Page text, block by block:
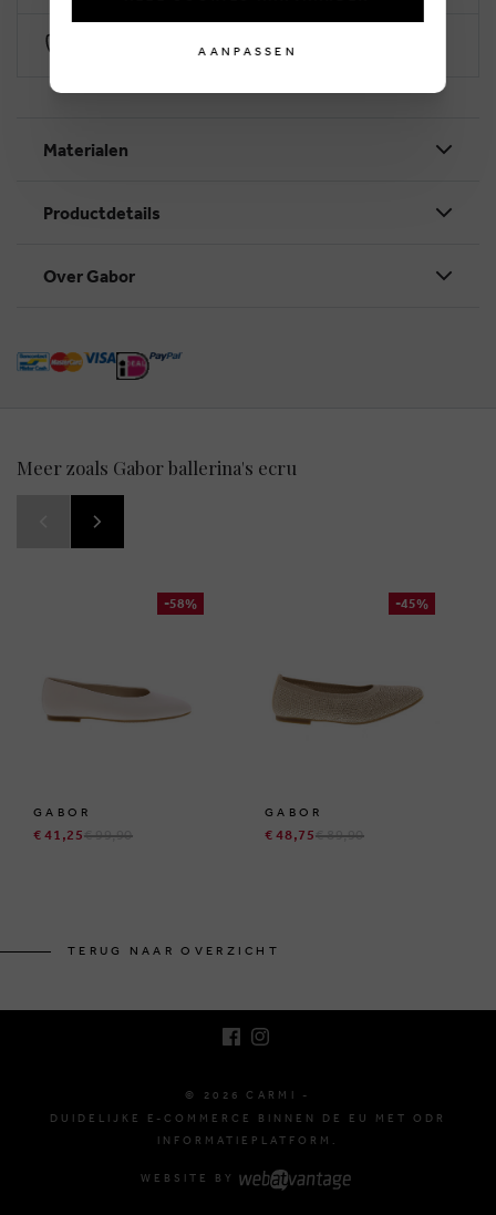
Veilig betalen via Worldline
Materialen
Productdetails
Over Gabor
Meer zoals Gabor ballerina's ecru
-58%
GABOR
€ 41,25€ 99,90
-45%
GABOR
€ 48,75€ 89,90
TERUG NAAR OVERZICHT
© 2026 CARMI -
DUIDELIJKE E-COMMERCE BINNEN DE EU MET ODR
INFORMATIEPLATFORM.
WEBSITE BY
AANPASSEN